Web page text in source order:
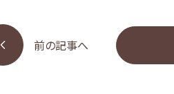
前の記事へ